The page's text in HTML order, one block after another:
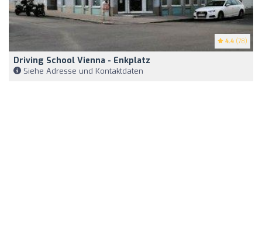
4.4 (78)
Driving School Vienna - Enkplatz
Siehe Adresse und Kontaktdaten